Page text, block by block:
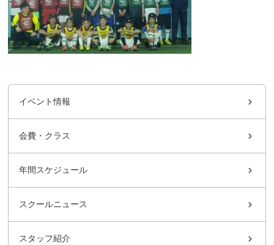
イベント情報
会費・クラス
年間スケジュール
スクールニュース
スタッフ紹介